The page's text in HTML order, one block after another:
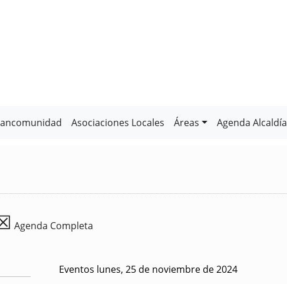
Asociaciones Locales Áreas Agenda Alcaldía
Agenda Completa
Eventos lunes, 25 de noviembre de 2024